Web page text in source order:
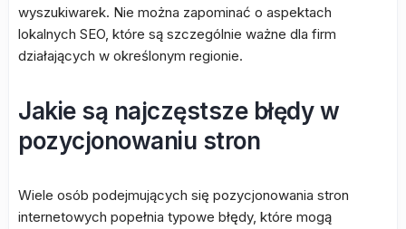
wyszukiwarek. Nie można zapominać o aspektach
lokalnych SEO, które są szczególnie ważne dla firm
działających w określonym regionie.
Jakie są najczęstsze błędy w
pozycjonowaniu stron
Wiele osób podejmujących się pozycjonowania stron
internetowych popełnia typowe błędy, które mogą